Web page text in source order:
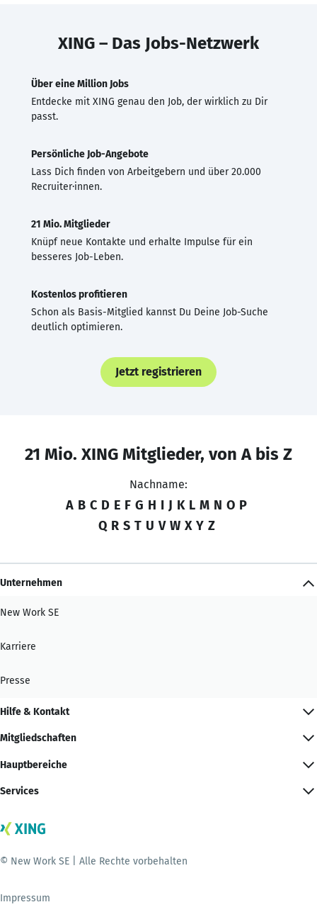
XING – Das Jobs-Netzwerk
Über eine Million Jobs
Entdecke mit XING genau den Job, der wirklich zu Dir
passt.
Persönliche Job-Angebote
Lass Dich finden von Arbeitgebern und über 20.000
Recruiter·innen.
21 Mio. Mitglieder
Knüpf neue Kontakte und erhalte Impulse für ein
besseres Job-Leben.
Kostenlos profitieren
Schon als Basis-Mitglied kannst Du Deine Job-Suche
deutlich optimieren.
Jetzt registrieren
21 Mio. XING Mitglieder, von A bis Z
Nachname:
A B C D E F G H I J K L M N O P
Q R S T U V W X Y Z
Unternehmen
New Work SE
Karriere
Presse
Hilfe & Kontakt
Mitgliedschaften
Hauptbereiche
Services
© New Work SE | Alle Rechte vorbehalten
Impressum